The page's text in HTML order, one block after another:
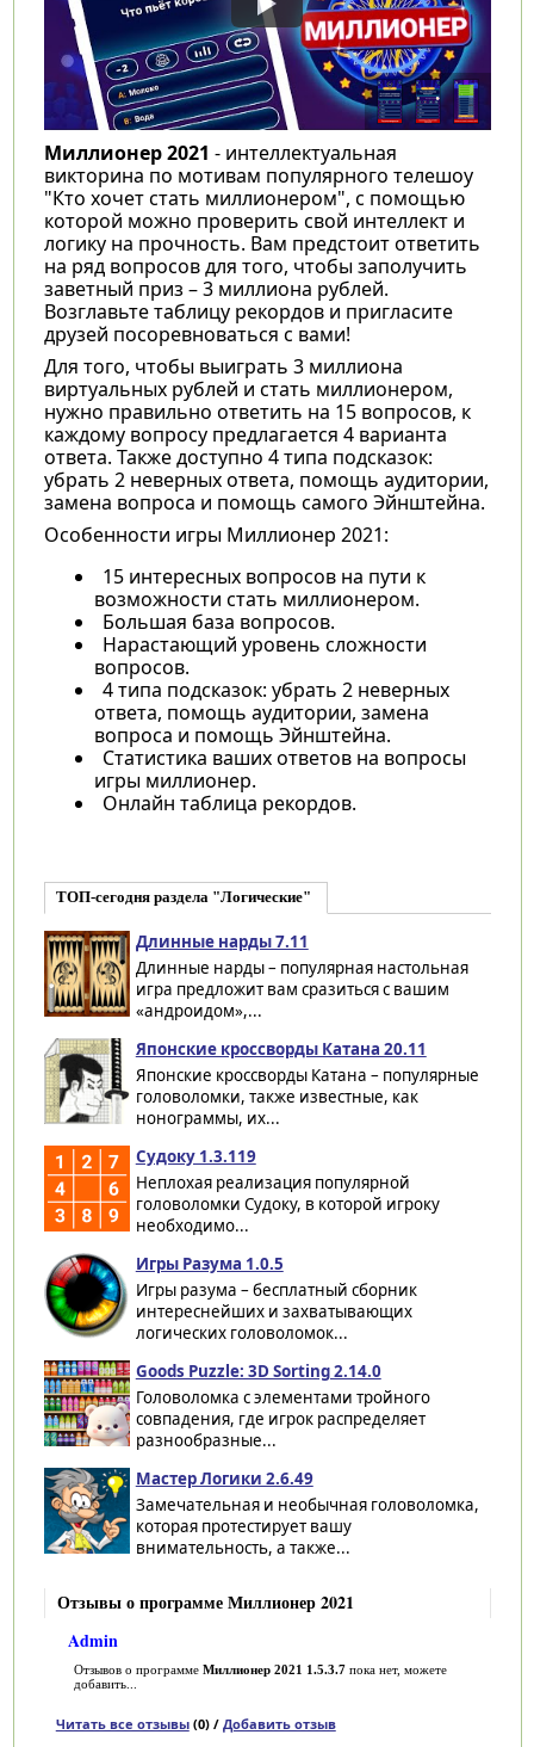
Миллионер 2021 - интеллектуальная
викторина по мотивам популярного телешоу
"Кто хочет стать миллионером", с помощью
которой можно проверить свой интеллект и
логику на прочность. Вам предстоит ответить
на ряд вопросов для того, чтобы заполучить
заветный приз – 3 миллиона рублей.
Возглавьте таблицу рекордов и пригласите
друзей посоревноваться с вами!
Для того, чтобы выиграть 3 миллиона
виртуальных рублей и стать миллионером,
нужно правильно ответить на 15 вопросов, к
каждому вопросу предлагается 4 варианта
ответа. Также доступно 4 типа подсказок:
убрать 2 неверных ответа, помощь аудитории,
замена вопроса и помощь самого Эйнштейна.
Особенности игры Миллионер 2021:
15 интересных вопросов на пути к
возможности стать миллионером.
Большая база вопросов.
Нарастающий уровень сложности
вопросов.
4 типа подсказок: убрать 2 неверных
ответа, помощь аудитории, замена
вопроса и помощь Эйнштейна.
Статистика ваших ответов на вопросы
игры миллионер.
Онлайн таблица рекордов.
ТОП-сегодня раздела "Логические"
Длинные нарды 7.11
Длинные нарды – популярная настольная
игра предложит вам сразиться с вашим
«андроидом»,...
Японские кроссворды Катана 20.11
Японские кроссворды Катана – популярные
головоломки, также известные, как
нонограммы, их...
Судоку 1.3.119
Неплохая реализация популярной
головоломки Судоку, в которой игроку
необходимо...
Игры Разума 1.0.5
Игры разума – бесплатный сборник
интереснейших и захватывающих
логических головоломок...
Goods Puzzle: 3D Sorting 2.14.0
Головоломка с элементами тройного
совпадения, где игрок распределяет
разнообразные...
Мастер Логики 2.6.49
Замечательная и необычная головоломка,
которая протестирует вашу
внимательность, а также...
Отзывы о программе Миллионер 2021
Admin
Отзывов о программе Миллионер 2021 1.5.3.7пока нет, можете
добавить...
Читать все отзывы(0) / Добавить отзыв